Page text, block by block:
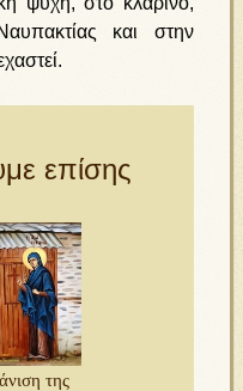
και στην
επίσης
της